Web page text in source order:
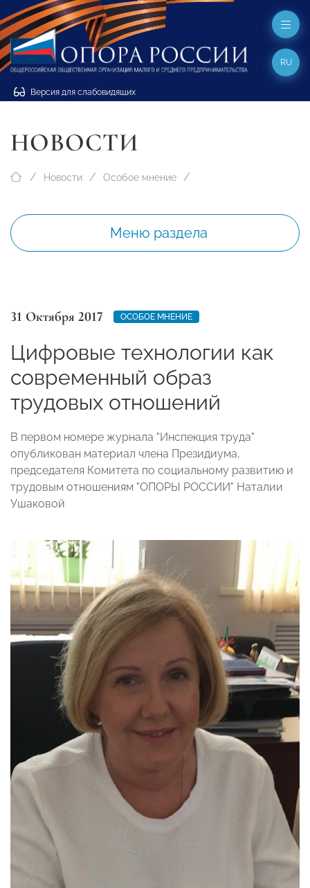
Версия для слабовидящих
RU
НОВОСТИ
Новости Особое мнение
Меню раздела
31 Октября 2017 ОСОБОЕ МНЕНИЕ
Цифровые технологии как
современный образ
трудовых отношений
В первом номере журнала "Инспекция труда"
опубликован материал члена Президиума,
председателя Комитета по социальному развитию и
трудовым отношениям "ОПОРЫ РОССИИ" Наталии
Ушаковой